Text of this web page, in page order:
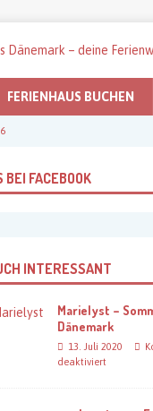
FERIENHAUS BUCHEN
BEI FACEBOOK
INTERESSANT
Marielyst –
Dänemark
13. Juli 2020
deaktiviert